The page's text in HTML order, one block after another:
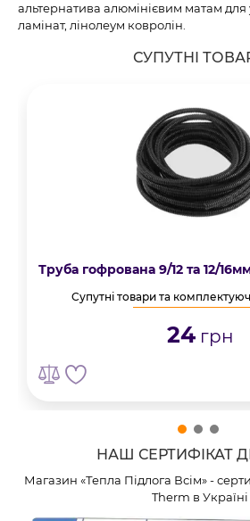
альтернатива алюмінієвим матам для
ламінат, лінолеум ковролін.
СУПУТНІ
Труба гофрована 9/12 та 12/
Супутні товари та
24грн
НАШ СЕРТИФІКАТ
Магазин «Тепла Підлога Всім» -
Therm в Україні